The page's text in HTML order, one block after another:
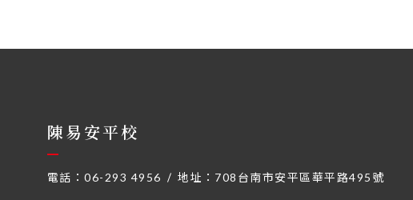
陳易安平校
電話：06-293 4956 地址： 708台南市安平區華平路495號